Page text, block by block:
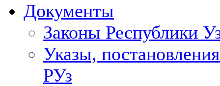
Документы
Законы Республики
Указы,
РУз